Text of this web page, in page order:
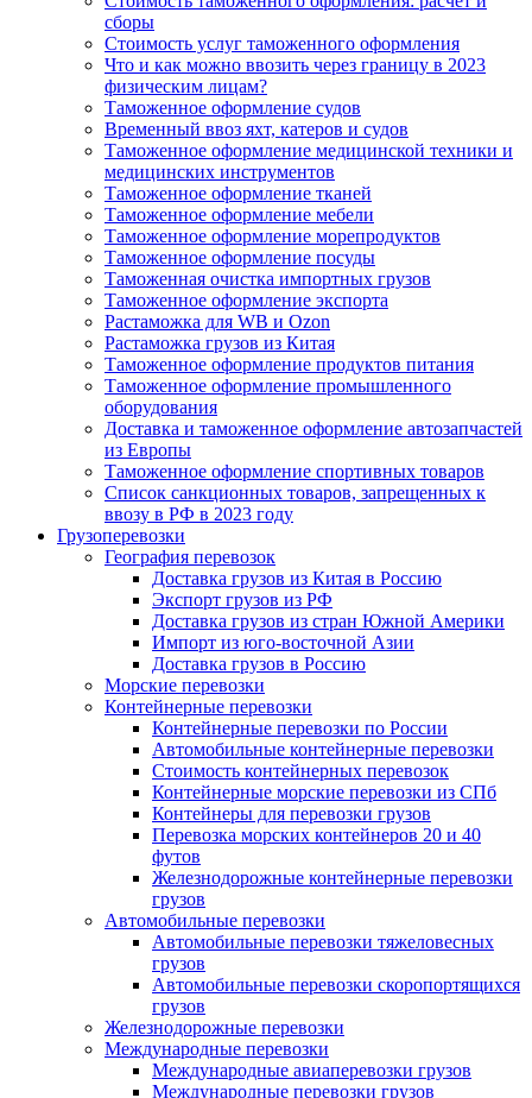
сборы
Стоимость услуг таможенного оформления
Что и как можно ввозить через границу в 2023
физическим лицам?
Таможенное оформление судов
Временный ввоз яхт, катеров и судов
Таможенное оформление медицинской техники и
медицинских инструментов
Таможенное оформление тканей
Таможенное оформление мебели
Таможенное оформление морепродуктов
Таможенное оформление посуды
Таможенная очистка импортных грузов
Таможенное оформление экспорта
Растаможка для WB и Ozon
Растаможка грузов из Китая
Tаможенное оформление продуктов питания
Таможенное оформление промышленного
оборудования
Доставка и таможенное оформление автозапчастей
из Европы
Таможенное оформление спортивных товаров
Список санкционных товаров, запрещенных к
ввозу в РФ в 2023 году
Грузоперевозки
География перевозок
Доставка грузов из Китая в Россию
Экспорт грузов из РФ
Доставка грузов из стран Южной Америки
Импорт из юго-восточной Азии
Доставка грузов в Россию
Морские перевозки
Контейнерные перевозки
Контейнерные перевозки по России
Автомобильные контейнерные перевозки
Стоимость контейнерных перевозок
Контейнерные морские перевозки из СПб
Контейнеры для перевозки грузов
Перевозка морских контейнеров 20 и 40
футов
Железнодорожные контейнерные перевозки
грузов
Автомобильные перевозки
Автомобильные перевозки тяжеловесных
грузов
Автомобильные перевозки скоропортящихся
грузов
Железнодорожные перевозки
Международные перевозки
Международные авиаперевозки грузов
Международные перевозки грузов